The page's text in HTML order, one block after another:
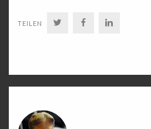
TEILEN TWITTERFACEBOOK